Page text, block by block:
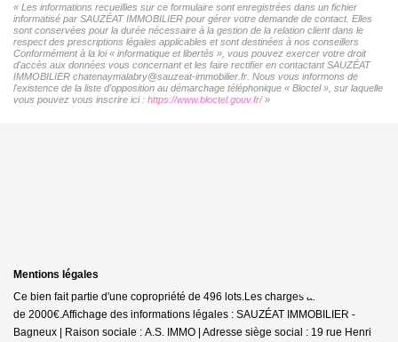
« Les informations recueillies sur ce formulaire sont enregistrées dans un fichier
informatisé par SAUZÉAT IMMOBILIER pour gérer votre demande de contact. Elles
sont conservées pour la durée nécessaire à la gestion de la relation client dans le
respect des prescriptions légales applicables et sont destinées à nos conseillers
Conformément à la loi « informatique et libertés », vous pouvez exercer votre droit
d'accès aux données vous concernant et les faire rectifier en contactant SAUZÉAT
IMMOBILIER chatenaymalabry@sauzeat-immobilier.fr. Nous vous informons de
l'existence de la liste d'opposition au démarchage téléphonique « Bloctel », sur laquelle
vous pouvez vous inscrire ici : https://www.bloctel.gouv.fr/»
Mentions légales
Ce bien fait partie d'une copropriété de 496 lots.Les charges annuelles sont
de 2000€. Affichage des informations légales : SAUZÉAT IMMOBILIER -
Bagneux | Raison sociale : A.S. IMMO | Adresse siège social : 19 rue Henri